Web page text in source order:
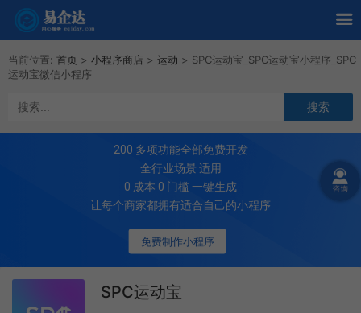
当前位置: 首页 > 小程序商店 > 运动 > SPC运动宝_SPC运动宝小程序_SPC
运动宝微信小程序
免费制作小程序
200 多项功能全部免费开发
全行业场景 适用
0 成本 0 门槛 一键生成
让每个商家都拥有适合自己的小程序
SPC运动宝